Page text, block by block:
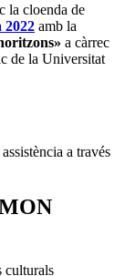
la cloenda de
amb la
a càrrec
de la Universitat
a través
culturals